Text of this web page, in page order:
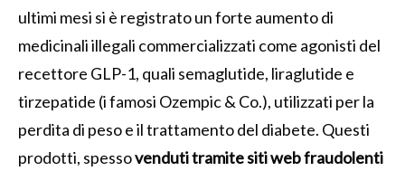
ultimi mesi si è registrato un forte aumento di
medicinali illegali commercializzati come agonisti del
recettore GLP-1, quali semaglutide, liraglutide e
tirzepatide (i famosi Ozempic & Co.), utilizzati per la
perdita di peso e il trattamento del diabete. Questi
prodotti, spessovenduti tramite siti web fraudolenti